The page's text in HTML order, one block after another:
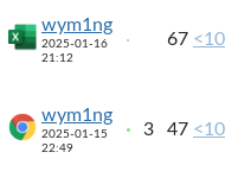
wym1ng
2025-01-16
21:12
67 <10
wym1ng
2025-01-15
22:49
3 47 <10